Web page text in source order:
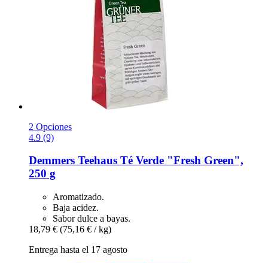
2 Opciones
4.9 (9)
Demmers Teehaus Té Verde "Fresh Green",
250 g
Aromatizado.
Baja acidez.
Sabor dulce a bayas.
18,79 € (75,16 € / kg)
Entrega hasta el 17 agosto